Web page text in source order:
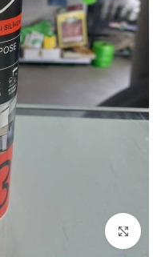
برای بزرگنمایی کلیک کنید